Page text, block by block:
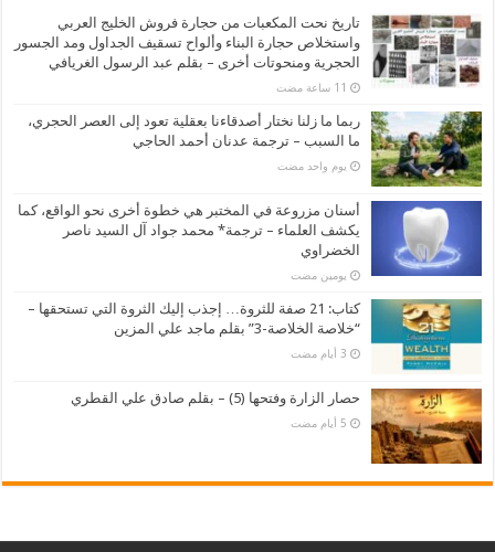
تاريخ نحت المكعبات من حجارة فروش الخليج العربي
واستخلاص حجارة البناء وألواح تسقيف الجداول ومد الجسور
الحجرية ومنحوتات أخرى – بقلم عبد الرسول الغريافي
ربما ما زلنا نختار أصدقاءنا بعقلية تعود إلى العصر الحجري،
ما السبب – ترجمة عدنان أحمد الحاجي
‏يوم واحد مضت
أسنان مزروعة في المختبر هي خطوة أخرى نحو الواقع، كما
يكشف العلماء – ترجمة* محمد جواد آل السيد ناصر
الخضراوي
‏يومين مضت
كتاب: 21 صفة للثروة… إجذب إليك الثروة التي تستحقها –
“خلاصة الخلاصة-3” بقلم ماجد علي المزين
حصار الزارة وفتحها (5) – بقلم صادق علي القطري